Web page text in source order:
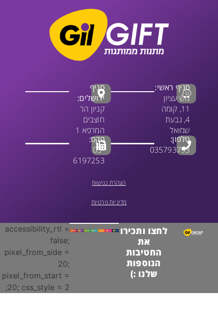
סניף ראשי:
גוש עציון
11, קומה
ירושלים:
טלפון:
035793793
6197253
הצהרת נגישות
מדיניות פרטיות
לחצו ותכירו
החטיבות
הנוספות
שלנו :)
accessibility_rtl =
pixel_from_side =
pixel_from_start =
20; css_style = 2;